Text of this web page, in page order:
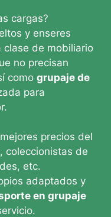
cargas?
y enseres
clase de mobiliario
no precisan
como grupaje de
para
precios del
coleccionistas de
etc.
adaptados y
en grupaje